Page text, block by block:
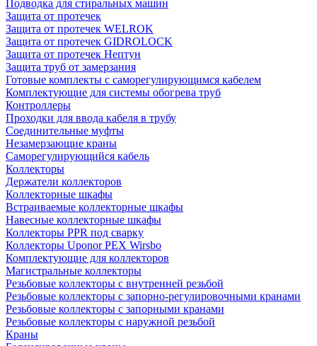
Подводка для стиральных машин
Защита от протечек
Защита от протечек WELROK
Защита от протечек GIDROLOCK
Защита от протечек Нептун
Защита труб от замерзания
Готовые комплекты с саморегулирующимся кабелем
Комплектующие для системы обогрева труб
Контроллеры
Проходки для ввода кабеля в трубу
Соединительные муфты
Незамерзающие краны
Саморегулирующийся кабель
Коллекторы
Держатели коллекторов
Коллекторные шкафы
Встраиваемые коллекторные шкафы
Навесные коллекторные шкафы
Коллекторы PPR под сварку
Коллекторы Uponor PEX Wirsbo
Комплектующие для коллекторов
Магистральные коллекторы
Резьбовые коллекторы с внутренней резьбой
Резьбовые коллекторы с запорно-регулировочными кранами
Резьбовые коллекторы с запорными кранами
Резьбовые коллекторы с наружной резьбой
Краны